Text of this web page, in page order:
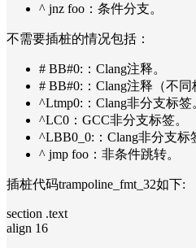
^ jnz foo：条件分支。
不需要插桩的情况包括：
# BB#0:：Clang注释。
# BB#0:：Clang注释（不同
^Ltmp0:：Clang非分支标签
^LC0：GCC非分支标签。
^LBB0_0:：Clang非分支标
^ jmp foo：非条件跳转。
插桩代码trampoline_fmt_32如下:
section .text
align 16